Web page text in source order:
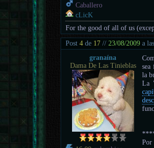
Caballero
cLicK
For the good of all of us
Post4 de 17 // 23/08/2009 a
granaína
Dama De Las Tinieblas
sea
la
La